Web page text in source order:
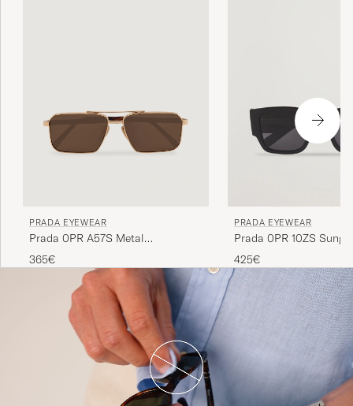
PRADA EYEWEAR
Prada 0PR A57S Metal
Sunglasses Gold
365€
PRADA EYEWEAR
Prada 0PR 10ZS
425€